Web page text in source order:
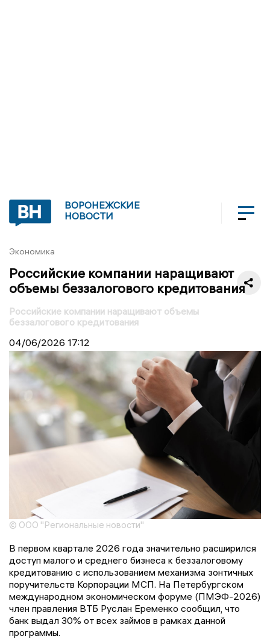
ВОРОНЕЖСКИЕ
НОВОСТИ
Экономика
Российские компании наращивают
объемы беззалогового кредитования
Российские компании наращивают объемы
беззалогового кредитования
04/06/2026 17:12
© ООО "Региональные новости"
В первом квартале 2026 года значительно расширился
доступ малого и среднего бизнеса к беззалоговому
кредитованию с использованием механизма зонтичных
поручительств Корпорации МСП. На Петербургском
международном экономическом форуме (ПМЭФ-2026)
член правления ВТБ Руслан Еременко сообщил, что
банк выдал 30% от всех займов в рамках данной
программы.